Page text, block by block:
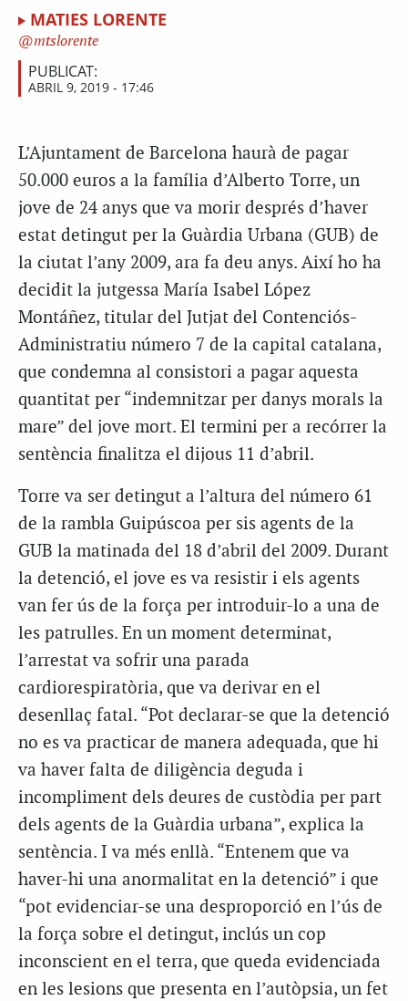
MATIES LORENTE
mtslorente
PUBLICAT:
ABRIL 9, 2019 - 17:46
L’Ajuntament de Barcelona haurà de pagar
50.000 euros a la família d’Alberto Torre, un
jove de 24 anys que va morir després d’haver
estat detingut per la Guàrdia Urbana (GUB) de
la ciutat l’any 2009, ara fa deu anys. Així ho ha
decidit la jutgessa María Isabel López
Montáñez, titular del Jutjat del Contenciós-
Administratiu número 7 de la capital catalana,
que condemna al consistori a pagar aquesta
quantitat per “indemnitzar per danys morals la
mare” del jove mort. El termini per a recórrer la
sentència finalitza el dijous 11 d’abril.
Torre va ser detingut a l’altura del número 61
de la rambla Guipúscoa per sis agents de la
GUB la matinada del 18 d’abril del 2009. Durant
la detenció, el jove es va resistir i els agents
van fer ús de la força per introduir-lo a una de
les patrulles. En un moment determinat,
l’arrestat va sofrir una parada
cardiorespiratòria, que va derivar en el
desenllaç fatal. “Pot declarar-se que la detenció
no es va practicar de manera adequada, que hi
va haver falta de diligència deguda i
incompliment dels deures de custòdia per part
dels agents de la Guàrdia urbana”, explica la
sentència. I va més enllà. “Entenem que va
haver-hi una anormalitat en la detenció” i que
“pot evidenciar-se una desproporció en l’ús de
la força sobre el detingut, inclús un cop
inconscient en el terra, que queda evidenciada
en les lesions que presenta en l’autòpsia, un fet